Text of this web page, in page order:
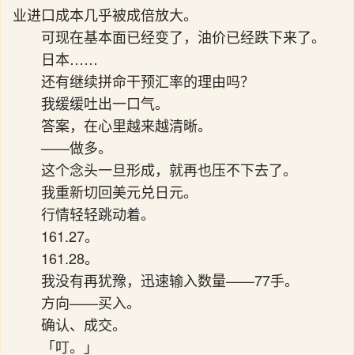
业进口成本几乎被成倍放大。
可现在基本面已经变了，油价已经跌下来了。
日本……
还有继续拼命干预汇率的理由吗？
我缓缓吐出一口气。
答案，在心里越来越清晰。
——做多。
这个念头一旦形成，就再也压不下去了。
我重新切回美元兑日元。
行情轻轻跳动着。
161.27。
161.28。
我没有再犹豫，迅速输入数量——77手。
方向——买入。
确认、成交。
「叮。」